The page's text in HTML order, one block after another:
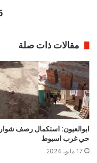
مقالات ذات صلة
ابوالعيون: استكمال رصف
حي غرب اسيوط
17 مايو، 2024